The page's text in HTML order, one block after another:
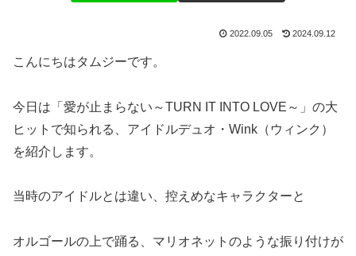
2022.09.05 2024.09.12
こんにちはタムジーです。
今日は「愛が止まらない～TURN IT INTO LOVE～」の大
ヒットで知られる、アイドルデュオ・Wink（ウィンク）
を紹介します。
当時のアイドルとは違い、控えめなキャラクターと
オルゴールの上で踊る、マリオネットのような振り付けが